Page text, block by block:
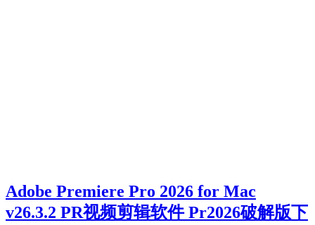
Adobe Premiere Pro 2026 for Mac
v26.3.2 PR视频剪辑软件 Pr2026破解版下